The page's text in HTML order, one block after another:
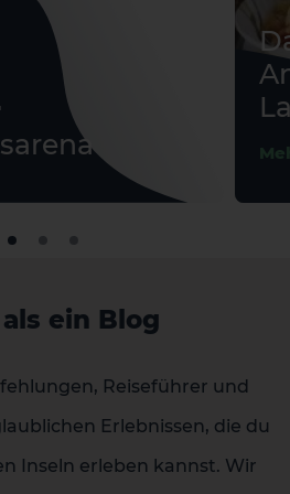
AUF DER INSEL
ein Blog
Reiseführer und
Erlebnissen, die du
Inseln erleben kannst. Wir